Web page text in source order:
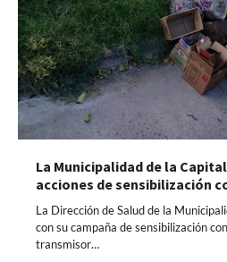
La Municipalidad de la
acciones de sensibilización
La Dirección de Salud de la
con su campaña de sensibilización
transmisor…